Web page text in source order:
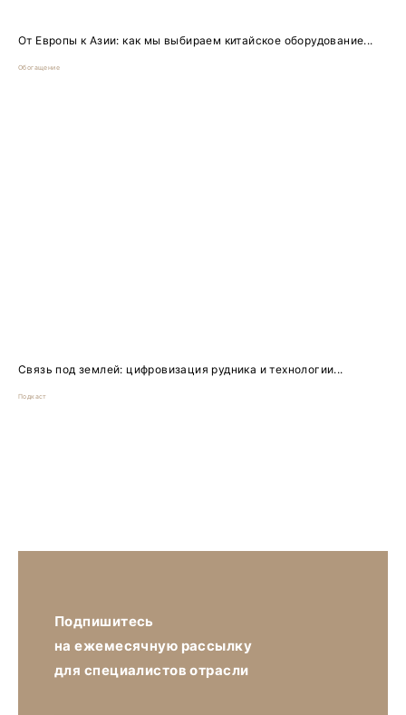
От Европы к Азии: как мы выбираем китайское оборудование...
Обогащение
Связь под землей: цифровизация рудника и технологии...
Подкаст
Подпишитесь
на ежемесячную рассылку
для специалистов отрасли